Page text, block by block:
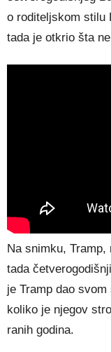
o roditeljskom stilu
tada je otkrio šta
Na snimku, Tramp,
tada
je Tramp dao
koliko je njegov
ranih godina.